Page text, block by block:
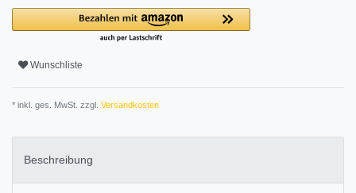
Wunschliste
* inkl. ges. MwSt. zzgl. Versandkosten
Beschreibung